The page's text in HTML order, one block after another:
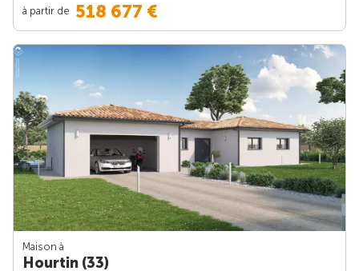
à partir de 518 677 €
Maison à
Hourtin (33)